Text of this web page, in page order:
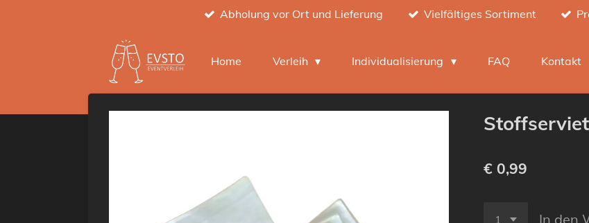
Abholung vor Ort und Lieferung Vielfältiges Sortiment
Home Verleih Individualisierung FAQ Kontakt
€ 0,99
In den